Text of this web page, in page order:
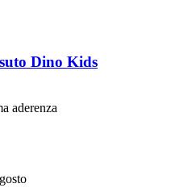
Dino Kids
aderenza